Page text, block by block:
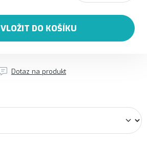
VLOŽIT DO KOŠÍKU
Dotaz na produkt